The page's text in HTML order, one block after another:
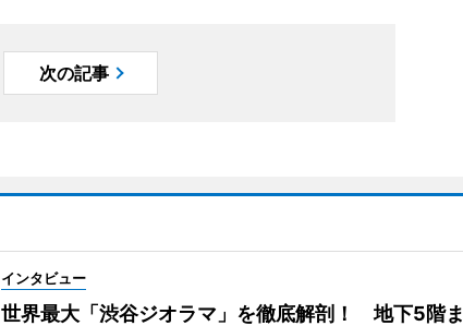
次の記事
インタビュー
世界最大「渋谷ジオラマ」を徹底解剖！ 地下5階ま